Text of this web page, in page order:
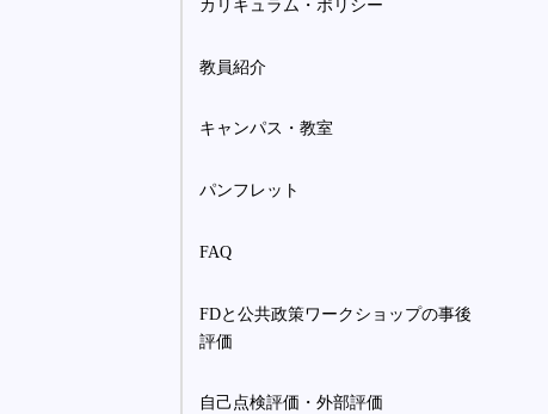
カリキュラム・ポリシー
教員紹介
キャンパス・教室
パンフレット
FAQ
FDと公共政策ワークショップの事後
評価
自己点検評価・外部評価